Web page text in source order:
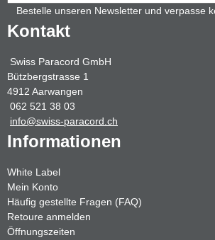
Bestelle unseren Newsletter und verpasse
Kontakt
Swiss Paracord GmbH
Bützbergstrasse 1
4912 Aarwangen
062 521 38 03
info@swiss-paracord.ch
Informationen
White Label
Mein Konto
Häufig gestellte Fragen (FAQ)
Retoure anmelden
Öffnungszeiten